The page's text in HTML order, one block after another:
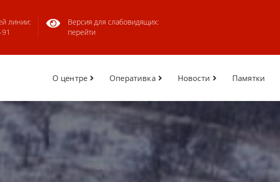
линии:
Версия для слабовидящих:
перейти
О центре Оперативка Новости Памятки